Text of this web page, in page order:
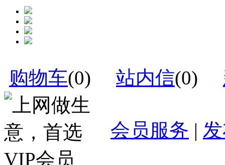
购物车(0) 站内信(0)
会员服务 |